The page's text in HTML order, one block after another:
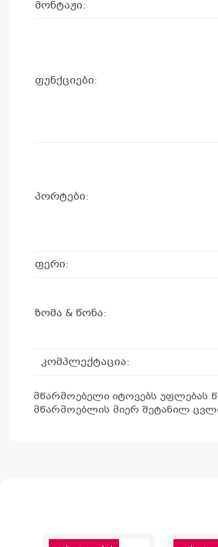
მონტაჟი:
ფუნქციები:
პორტები:
ფერი:
ზომა & წონა:
კომპლექტაცია:
მწარმოებელი იტოვებს უფლებას
მწარმოებლის მიერ შეტანილ